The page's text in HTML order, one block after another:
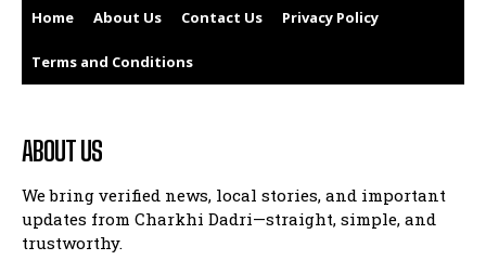
Home About Us Contact Us Privacy Policy
Terms and Conditions
ABOUT US
We bring verified news, local stories, and important
updates from Charkhi Dadri—straight, simple, and
trustworthy.